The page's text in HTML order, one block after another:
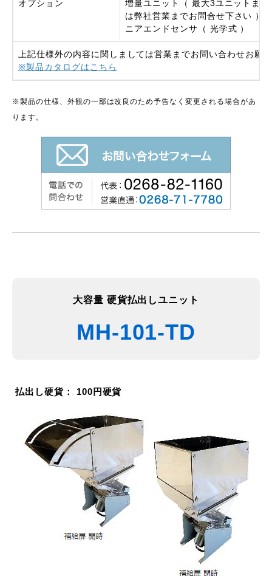
オプション
増量ユニット（ 最大3ユニットま
は弊社営業までお問合せ下さい ）
ニアエンドセンサ（ 光学式 ）
上記仕様外の内容に関しましては営業までお問い合わせお願
※製品カタログはこちら
※製品の仕様、外観の一部は改良のため予告なく変更される場合があ
ります。
大容量 硬貨払出しユニット
MH-101-TD
払出し硬貨： 100円硬貨